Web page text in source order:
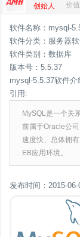
创始人
价
软件名称：mysql-
软件分类：服务器
软件类别：数据库
版本号：5.5.37
mysql-5.5.37软件介
引用:
MySQL是一个关
前属于Oracle公
速度快、总体拥
EB应用环境。
发布时间：2015-06-